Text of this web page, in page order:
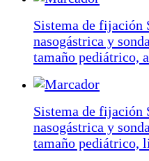
Sistema de fijación
nasogástrica y
tamaño pediátrico,
Sistema de fijación
nasogástrica y
tamaño pediátrico,